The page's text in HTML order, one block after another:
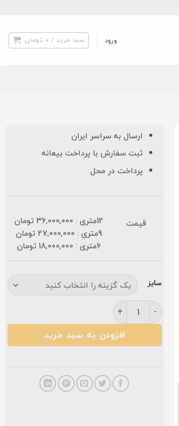
ورود سبد خرید / 0 تومان
ارسال به سراسر ایران
ثبت سفارش با پرداخت بیعانه
پرداخت در محل
قیمت
12متری : 36,000,000 تومان
9متری : 27,000,000 تومان
6متری : 18,000,000 تومان
سایز
فرش کاشان 4116 وینتیج گلبرجسته ۱۲۰۰شانه عدد
افزودن به سبد خرید